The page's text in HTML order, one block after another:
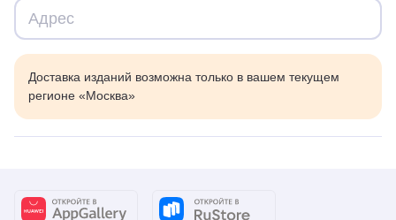
Доставка изданий возможна только в вашем текущем
регионе «Москва»